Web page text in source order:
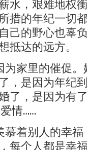
水，艰难地权
措的年纪一切
己的野心也辜
抵达的远方。
家里的催促。
，是因为年纪
了，是因为有
情……
着别人的幸福
每个人都是幸